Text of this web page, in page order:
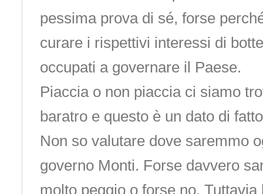
pessima prova di sé, forse
curare i rispettivi interessi di
occupati a governare il Paese.
Piaccia o non piaccia ci siamo
baratro e questo è un dato di
Non so valutare dove saremmo
governo Monti. Forse davvero
molto peggio o forse no. Tuttavia